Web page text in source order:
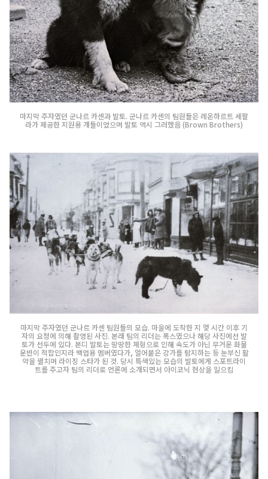
마지막 주자였던 군나르 카센과 발토. 군나르 카센의 팀원들은 레온하르트 세팔
라가 제공한 지원용 개들이었으며 발토 역시 그러했음 (Brown Brothers)
마지막 주자였던 군나르 카센 팀원들의 모습. 마을에 도착한 지 몇 시간 이후 기
자의 요청에 의해 촬영된 사진. 본래 팀의 리더는 폭스였으나 해당 사진에선 발
토가 선두에 있다. 본디 발토는 땅땅한 체형으로 인해 속도가 아닌 무거운 화물
운반이 적합인지라 백업용 멤버였다가, 얼어붙은 강가를 탐지하는 등 눈부신 활
약을 펼치며 라이징 스타가 된 것. 당시 특색있는 모습의 발토에게 스포트라이
트를 주고자 팀의 리더로 언론에 소개되면서 아이코닉 현상을 일으킴